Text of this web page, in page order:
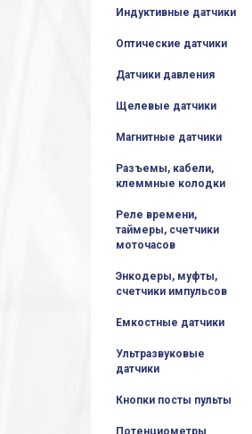
Индуктивные датчики
Оптические датчики
Датчики давления
Щелевые датчики
Магнитные датчики
Разъемы, кабели,
клеммные колодки
Реле времени,
таймеры, счетчики
моточасов
Энкодеры, муфты,
счетчики импульсов
Емкостные датчики
Ультразвуковые
датчики
Кнопки посты пульты
Потенциометры